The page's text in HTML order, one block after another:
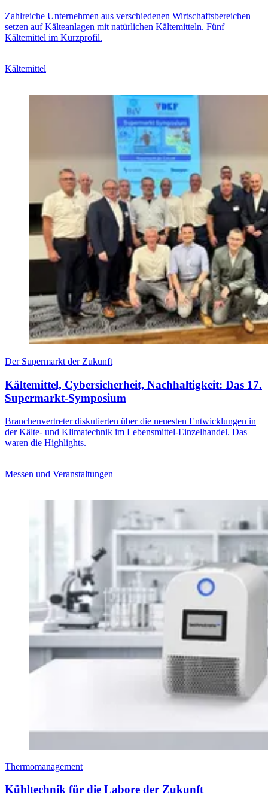
Zahlreiche Unternehmen aus verschiedenen Wirtschaftsbereichen
setzen auf Kälteanlagen mit natürlichen Kältemitteln. Fünf
Kältemittel im Kurzprofil.
Kältemittel
Der Supermarkt der Zukunft
Kältemittel, Cybersicherheit, Nachhaltigkeit: Das 17.
Supermarkt-Symposium
Branchenvertreter diskutierten über die neuesten Entwicklungen in
der Kälte- und Klimatechnik im Lebensmittel-Einzelhandel. Das
waren die Highlights.
Messen und Veranstaltungen
Thermomanagement
Kühltechnik für die Labore der Zukunft